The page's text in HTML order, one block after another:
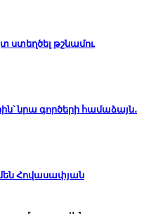
ստեղծել թշնամու
նրա գործերի համաձայն․
Հովասափյան